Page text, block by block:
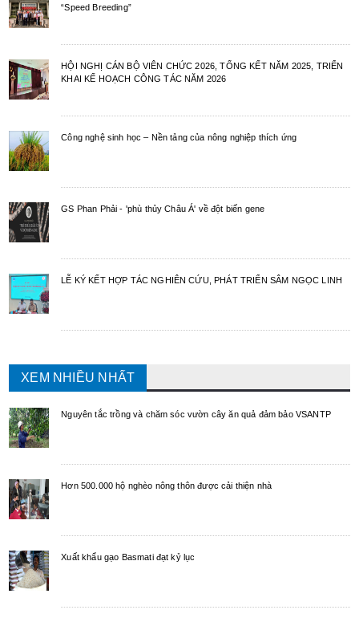
“Speed Breeding”
HỘI NGHỊ CÁN BỘ VIÊN CHỨC 2026, TỔNG KẾT NĂM 2025, TRIỂN
KHAI KẾ HOẠCH CÔNG TÁC NĂM 2026
Công nghệ sinh học – Nền tảng của nông nghiệp thích ứng
GS Phan Phải - 'phù thủy Châu Á' về đột biến gene
LỄ KÝ KẾT HỢP TÁC NGHIÊN CỨU, PHÁT TRIỂN SÂM NGỌC LINH
XEM NHIỀU NHẤT
Nguyên tắc trồng và chăm sóc vườn cây ăn quả đảm bảo VSANTP
Hơn 500.000 hộ nghèo nông thôn được cải thiện nhà
Xuất khẩu gạo Basmati đạt kỷ lục